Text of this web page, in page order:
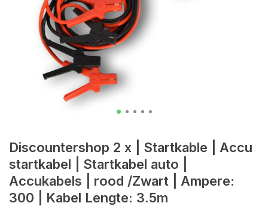
Discountershop 2 x | Startkable | Accu
startkabel | Startkabel auto |
Accukabels | rood /Zwart | Ampere:
300 | Kabel Lengte: 3.5m